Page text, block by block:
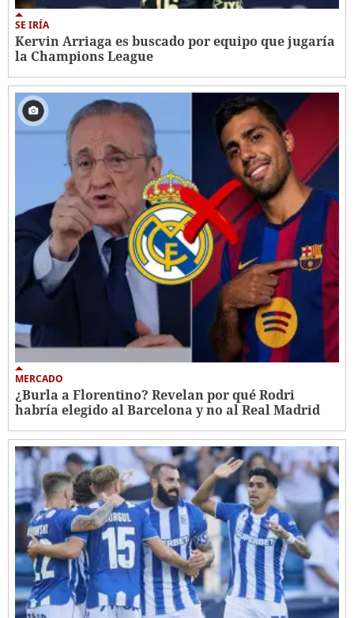
SE IRÍA
Kervin Arriaga es buscado por equipo que jugaría
la Champions League
MERCADO
¿Burla a Florentino? Revelan por qué Rodri
habría elegido al Barcelona y no al Real Madrid